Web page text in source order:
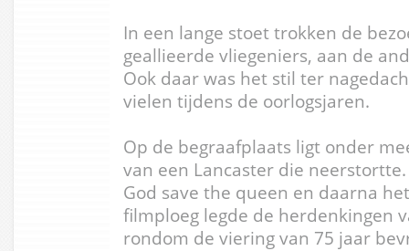
In een lange stoet trokken de
geallieerde vliegeniers, aan de
Ook daar was het stil ter
vielen tijdens de oorlogsjaren.
Op de begraafplaats ligt onder
van een Lancaster die
God save the queen en daarna
filmploeg legde de herdenkingen
rondom de viering van 75 jaar